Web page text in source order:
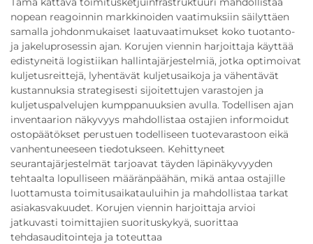
nopean reagoinnin markkinoiden vaatimuksiin säilyttäen
samalla johdonmukaiset laatuvaatimukset koko tuotanto-
ja jakeluprosessin ajan. Korujen viennin harjoittaja käyttää
edistyneitä logistiikan hallintajärjestelmiä, jotka optimoivat
kuljetusreittejä, lyhentävät kuljetusaikoja ja vähentävät
kustannuksia strategisesti sijoitettujen varastojen ja
kuljetuspalvelujen kumppanuuksien avulla. Todellisen ajan
inventaarion näkyvyys mahdollistaa ostajien informoidut
ostopäätökset perustuen todelliseen tuotevarastoon eikä
vanhentuneeseen tiedotukseen. Kehittyneet
seurantajärjestelmät tarjoavat täyden läpinäkyvyyden
tehtaalta lopulliseen määränpäähän, mikä antaa ostajille
luottamusta toimitusaikatauluihin ja mahdollistaa tarkat
asiakasvakuudet. Korujen viennin harjoittaja arvioi
jatkuvasti toimittajien suorituskykyä, suorittaa
tehdasauditointeja ja toteuttaa